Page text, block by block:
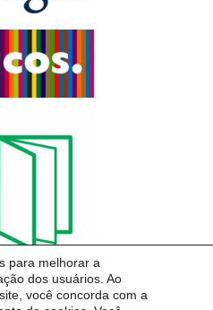
para melhorar a
dos usuários. Ao
você concorda com a